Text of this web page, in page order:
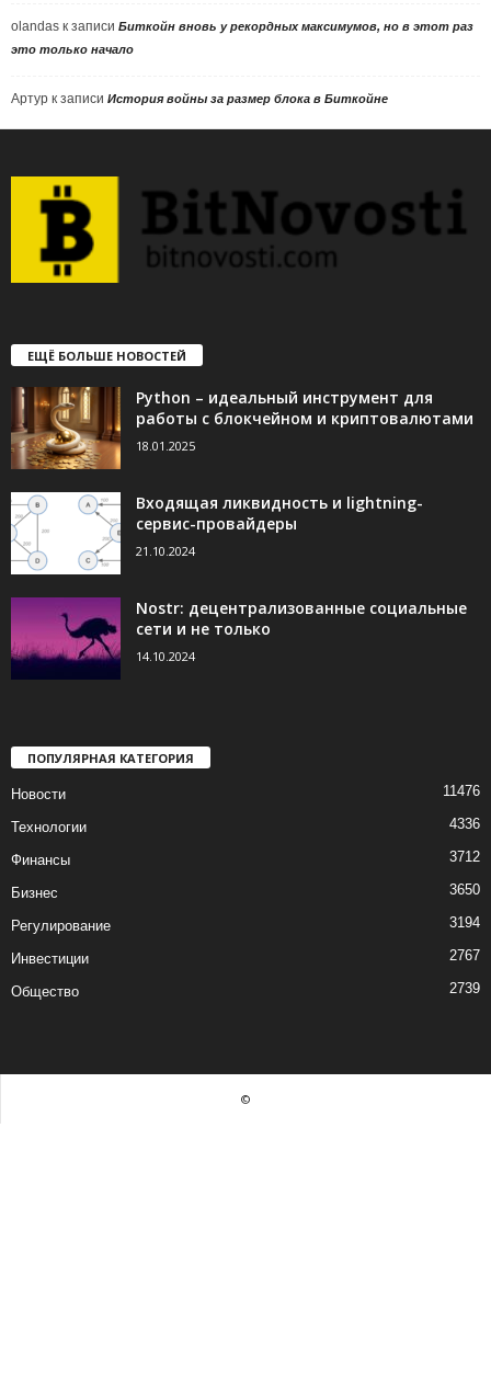
olandas к записи Биткойн вновь у рекордных максимумов, но в этот раз
это только начало
Артур к записи История войны за размер блока в Биткойне
ЕЩЁ БОЛЬШЕ НОВОСТЕЙ
Python – идеальный инструмент для
работы с блокчейном и криптовалютами
18.01.2025
Входящая ликвидность и lightning-
сервис-провайдеры
21.10.2024
Nostr: децентрализованные социальные
сети и не только
14.10.2024
ПОПУЛЯРНАЯ КАТЕГОРИЯ
Новости 11476
Технологии 4336
Финансы 3712
Бизнес 3650
Регулирование 3194
Инвестиции 2767
Общество 2739
©